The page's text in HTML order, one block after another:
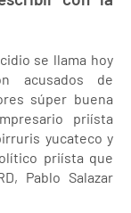
se llama hoy
acusados de
súper buena
priísta
yucateco y
priísta que
Pablo Salazar